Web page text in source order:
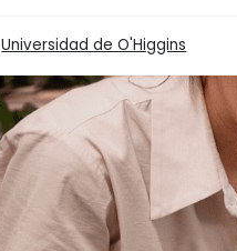
Universidad de O'Higgins